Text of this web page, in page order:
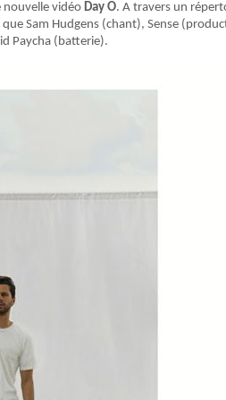
nouvelle vidéo Day O. A travers un
Sam Hudgens (chant), Sense
Paycha (batterie).